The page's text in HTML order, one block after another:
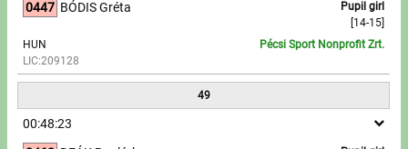
0447
Pupil girl
[14-15]
BÓDIS Gréta
HUN
LIC:209128
Pécsi Sport Nonprofit Zrt.
49
00:48:23